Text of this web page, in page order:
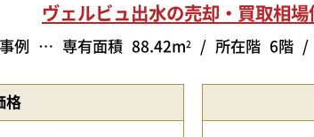
ヴェルビュ出水の売却・買取相場
例 専有面積 88.42m2 所在階 6階
格